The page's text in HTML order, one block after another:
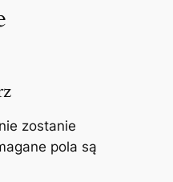
zostanie
pola są